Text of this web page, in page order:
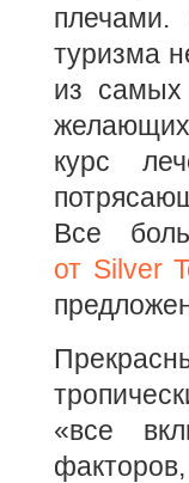
плечами.
туризма
из самых
курс
Все
от Silver
«все